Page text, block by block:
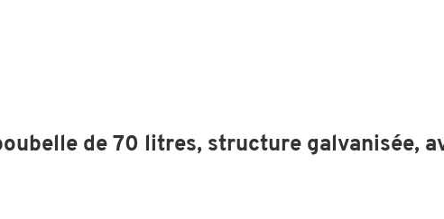
de 70 litres, structure galvanisée,